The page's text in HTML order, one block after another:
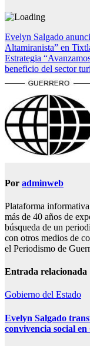
Navegación
de
entradas
Evelyn Salgado
Altamiranista” en
Estrategia
beneficio del sector
Por adminweb
Plataforma
más de 40 años de
búsqueda de un
con otros medios de
el Periodismo de
Entrada relacionada
Gobierno del Estado
Evelyn Salgado
convivencia social